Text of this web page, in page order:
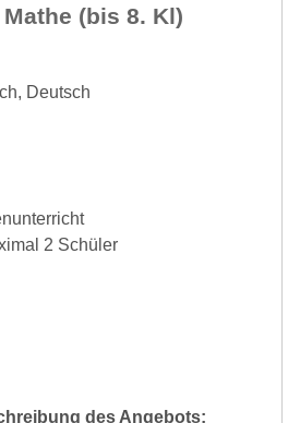
(bis 8. Kl)
Deutsch
2 Schüler
des Angebots: